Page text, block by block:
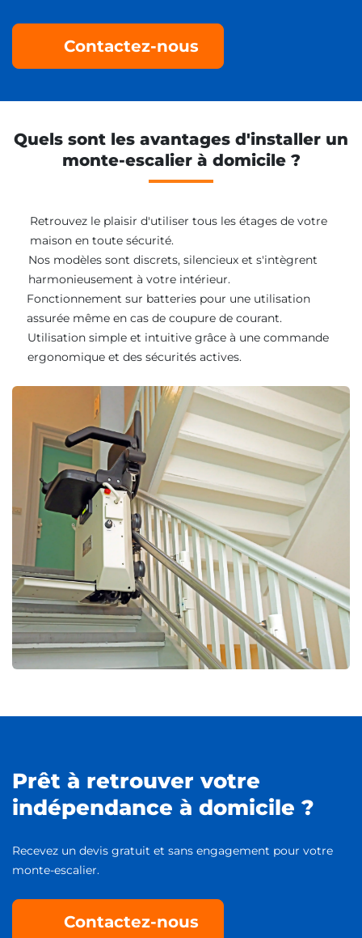
Contactez-nous
Quels sont les avantages d'installer un
monte-escalier à domicile ?
Retrouvez le plaisir d'utiliser tous les étages de votre
maison en toute sécurité.
Nos modèles sont discrets, silencieux et s'intègrent
harmonieusement à votre intérieur.
Fonctionnement sur batteries pour une utilisation
assurée même en cas de coupure de courant.
Utilisation simple et intuitive grâce à une commande
ergonomique et des sécurités actives.
Prêt à retrouver votre
indépendance à domicile ?
Recevez un devis gratuit et sans engagement pour votre
monte-escalier.
Contactez-nous